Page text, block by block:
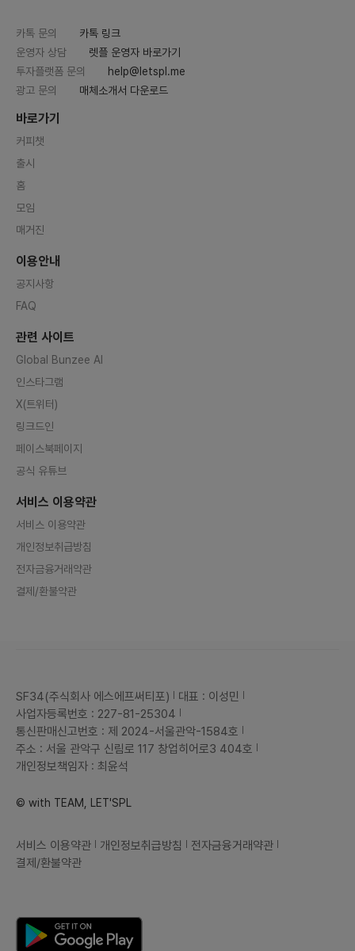
카톡 문의
카톡 링크
운영자 상담
렛플 운영자 바로가기
투자플랫폼 문의
help@letspl.me
광고 문의
매체소개서 다운로드
바로가기
커피챗
출시
홈
모임
매거진
이용안내
공지사항
FAQ
관련 사이트
Global Bunzee AI
인스타그램
X(트위터)
링크드인
페이스북페이지
공식 유튜브
서비스 이용약관
서비스 이용약관
개인정보취급방침
전자금융거래약관
결제/환불약관
SF34(주식회사 에스에프써티포)
대표 : 이성민
사업자등록번호 : 227-81-25304
통신판매신고번호 : 제 2024-서울관악-1584호
주소 : 서울 관악구 신림로 117 창업히어로3 404호
개인정보책임자 : 최윤석
© with TEAM, LET'SPL
서비스 이용약관 개인정보취급방침
전자금융거래약관
결제/환불약관